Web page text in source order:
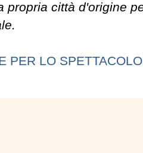
propria città d'origine
PER LO